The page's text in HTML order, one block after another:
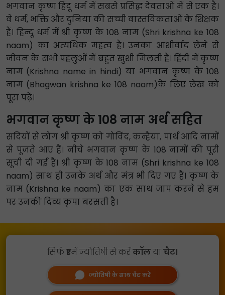
भगवान कृष्ण हिंदू धर्म में सबसे प्रसिद्ध देवताओं में से एक है।
वे धर्म, भक्ति और दुनिया की सच्ची वास्तविकताओं के शिक्षक
हैं। हिन्दू धर्म में श्री कृष्ण के 108 नाम (Shri krishna ke 108
naam) का अत्यधिक महत्व है। उनका आशीर्वाद लेने से
जीवन के सभी पहलुओं में बहुत खुशी मिलती है। हिंदी में कृष्ण
नाम (Krishna name in hindi) या भगवान कृष्ण के 108
नाम (Bhagwan krishna ke 108 naam)के लिए लेख को
पूरा पढ़ें।
भगवान कृष्ण के 108 नाम अर्थ सहित
सदियों से लोग श्री कृष्ण को गोविंद, कन्हैया, पार्थ आदि नामों
से पूजते आए हैं। नीचे भगवान कृष्ण के 108 नामों की पूरी
सूची दी गई है। श्री कृष्ण के 108 नाम (Shri krishna ke 108
naam) साथ ही उनके अर्थ और मंत्र भी दिए गए हैं। कृष्ण के
नाम (Krishna ke naam) का एक साथ जाप करने से हम
पर उनकी दिव्य कृपा बरसती है।
सिर्फ₹1में ज्योतिषी से करेंकॉलयाचैट।
ज्योतिषी के साथ चैट करें